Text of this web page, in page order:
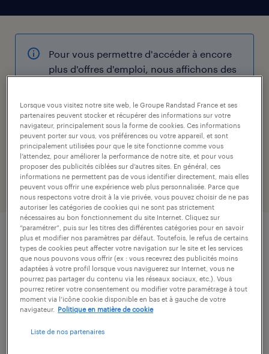
Pour vous permettre d'accéder à encore
plus d'offres d'emploi, nous affichons des
1 offres d'emploi : services à la personne,
Calvados
filtres 2
employé d'immeuble (f/h) - temps
partiel
harfleur, seine-maritime
intérim
Lorsque vous visitez notre site web, le Groupe Randstad France et ses
partenaires peuvent stocker et récupérer des informations sur votre
navigateur, principalement sous la forme de cookies. Ces informations
peuvent porter sur vous, vos préférences ou votre appareil, et sont
principalement utilisées pour que le site fonctionne comme vous
l’attendez, pour améliorer la performance de notre site, et pour vous
proposer des publicités ciblées sur d’autres sites. En général, ces
informations ne permettent pas de vous identifier directement, mais elles
peuvent vous offrir une expérience web plus personnalisée. Parce que
nous respectons votre droit à la vie privée, vous pouvez choisir de ne pas
autoriser les catégories de cookies qui ne sont pas strictement
nécessaires au bon fonctionnement du site Internet. Cliquez sur
“paramétrer”, puis sur les titres des différentes catégories pour en savoir
plus et modifier nos paramètres par défaut. Toutefois, le refus de certains
types de cookies peut affecter votre navigation sur le site et les services
que nous pouvons vous offrir (ex : vous recevrez des publicités moins
adaptées à votre profil lorsque vous naviguerez sur Internet, vous ne
pourrez pas partager du contenu via les réseaux sociaux, etc.). Vous
pourrez retirer votre consentement ou modifier votre paramétrage à tout
moment via l’icône cookie disponible en bas et à gauche de votre
navigateur.
Politique en matière de cookie
Liste de nos partenaires